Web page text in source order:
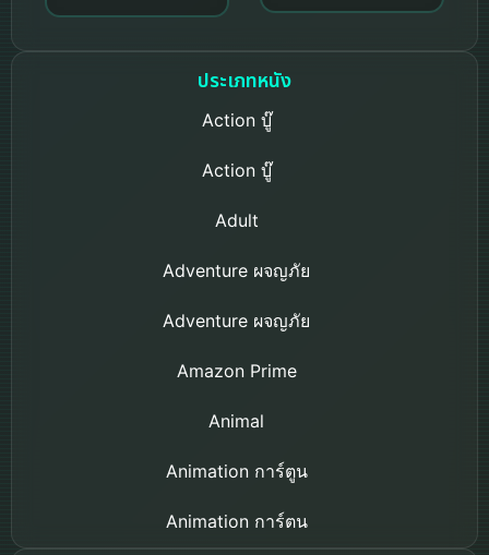
ประเภทหนัง
Action บู๊
Action บู๊
Adult
Adventure ผจญภัย
Adventure ผจญภัย
Amazon Prime
Animal
Animation การ์ตูน
Animation การ์ตูน